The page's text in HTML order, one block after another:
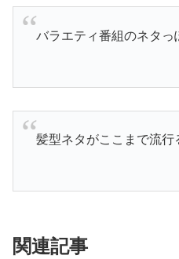
バラエティ番組のネタっ
髪型ネタがここまで流行
関連記事